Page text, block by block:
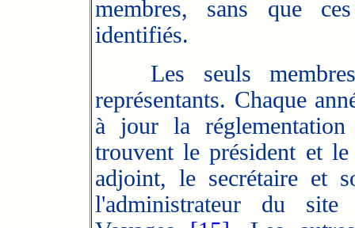
membres, sans que
identifiés.
Les seuls membres
représentants. Chaque
à jour la
trouvent le président et
adjoint, le secrétaire et
l'administrateur du